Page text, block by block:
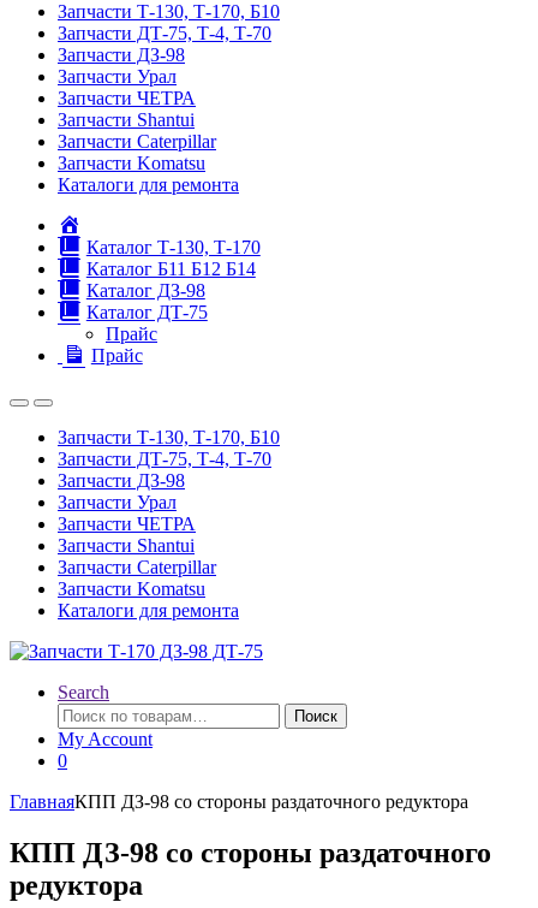
Запчасти Т-130, Т-170, Б10
Запчасти ДТ-75, Т-4, Т-70
Запчасти ДЗ-98
Запчасти Урал
Запчасти ЧЕТРА
Запчасти Shantui
Запчасти Caterpillar
Запчасти Komatsu
Каталоги для ремонта
Каталог Т-130, Т-170
Каталог Б11 Б12 Б14
Каталог ДЗ-98
Каталог ДТ-75
Прайс
Прайс
Запчасти Т-130, Т-170, Б10
Запчасти ДТ-75, Т-4, Т-70
Запчасти ДЗ-98
Запчасти Урал
Запчасти ЧЕТРА
Запчасти Shantui
Запчасти Caterpillar
Запчасти Komatsu
Каталоги для ремонта
Search
Искать:
Поиск
My Account
0
ГлавнаяКПП ДЗ-98 со стороны раздаточного редуктора
КПП ДЗ-98 со стороны раздаточного
редуктора